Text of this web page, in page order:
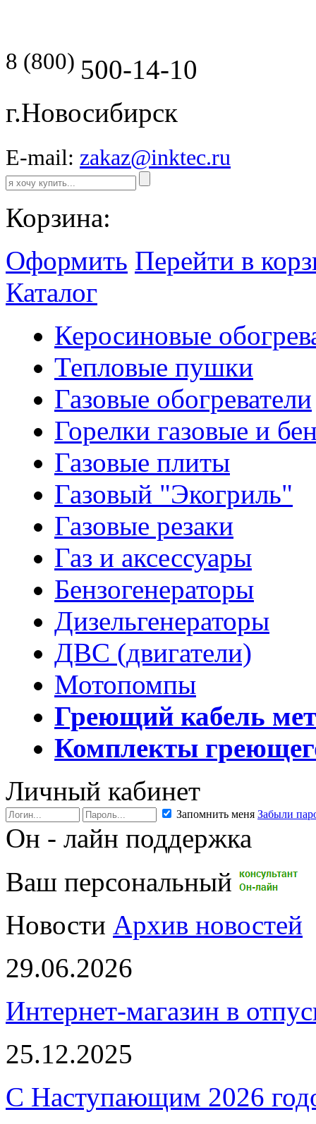
8 (800) 500-14-10
г.Новосибирск
E-mail: zakaz@inktec.ru
Корзина:
Оформить Перейти в
Каталог
Керосиновые
Тепловые пушки
Газовые обогреватели
Горелки газовые и
Газовые плиты
Газовый "Экогриль"
Газовые резаки
Газ и аксессуары
Бензогенераторы
Дизельгенераторы
ДВС (двигатели)
Мотопомпы
Греющий кабель
Комплекты
Личный кабинет
Запомнить меня Забыли
Он - лайн поддержка
Ваш персональный
Новости Архив новостей
29.06.2026
Интернет-магазин в
25.12.2025
С Наступающим 2026